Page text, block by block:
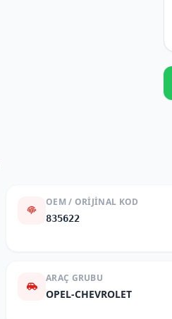
OEM / ORIJINAL KOD
835622
ARAÇ GRUBU
OPEL-CHEVROLET